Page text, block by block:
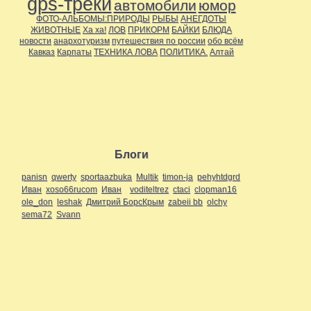
gps-треки автомобили юмор
ФОТО-АЛЬБОМЫ:ПРИРОДЫ РЫБЫ АНЕГДОТЫ
ЖИВОТНЫЕ Ха ха! ЛОВ ПРИКОРМ БАЙКИ БЛЮДА
новости анархотуризм путешествия по россии обо всём
Кавказ Карпаты ТЕХНИКА ЛОВА ПОЛИТИКА. Алтай
Блоги
panisn qwerty sportaazbuka Multik timon-ja pehyhtdgrd
Иван xoso66rucom Иван voditeltrez ctaci clopman16
ole_don leshak Дмитрий БорсКрым zabeii bb olchy
sema72 Svann